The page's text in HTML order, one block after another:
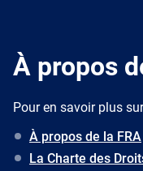
À propos
Pour en savoir plus
À propos de la FRA
La Charte des